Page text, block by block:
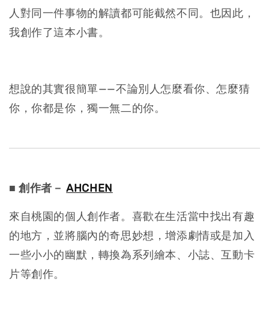
人對同一件事物的解讀都可能截然不同。也因此，
我創作了這本小書。
想說的其實很簡單——不論別人怎麼看你、怎麼猜
你，你都是你，獨一無二的你。
■ 創作者－AHCHEN
來自桃園的個人創作者。喜歡在生活當中找出有趣
的地方，並將腦內的奇思妙想，增添劇情或是加入
一些小小的幽默，轉換為系列繪本、小誌、互動卡
片等創作。